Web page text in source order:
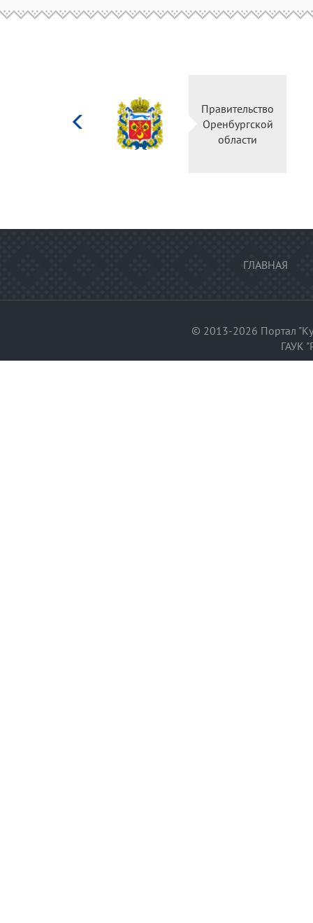
Правительство
Оренбургской
области
ГЛАВНАЯ
© 2013-2026 Портал
ГАУК